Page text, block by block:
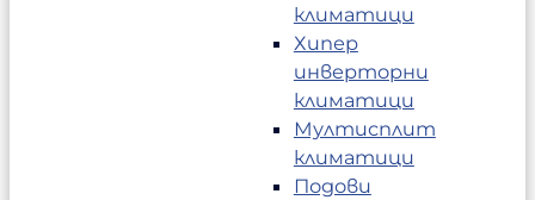
климатици
Хипер
инверторни
климатици
Мултисплит
климатици
Подови